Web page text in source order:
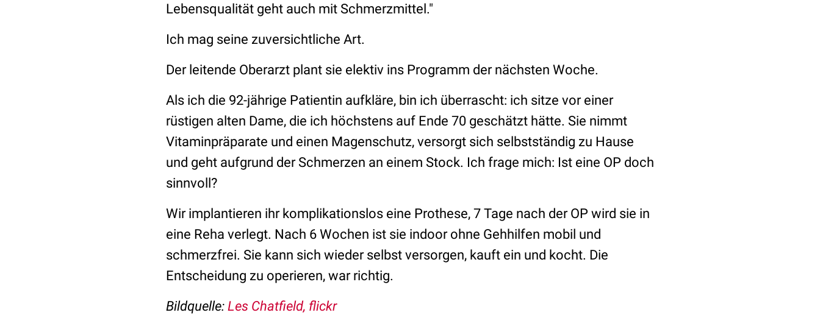
Lebensqualität geht auch mit Schmerzmittel."
Ich mag seine zuversichtliche Art.
Der leitende Oberarzt plant sie elektiv ins Programm der nächsten Woche.
Als ich die 92-jährige Patientin aufkläre, bin ich überrascht: ich sitze vor einer
rüstigen alten Dame, die ich höchstens auf Ende 70 geschätzt hätte. Sie nimmt
Vitaminpräparate und einen Magenschutz, versorgt sich selbstständig zu Hause
und geht aufgrund der Schmerzen an einem Stock. Ich frage mich: Ist eine OP doch
sinnvoll?
Wir implantieren ihr komplikationslos eine Prothese, 7 Tage nach der OP wird sie in
eine Reha verlegt. Nach 6 Wochen ist sie indoor ohne Gehhilfen mobil und
schmerzfrei. Sie kann sich wieder selbst versorgen, kauft ein und kocht. Die
Entscheidung zu operieren, war richtig.
Bildquelle: Les Chatfield, flickr